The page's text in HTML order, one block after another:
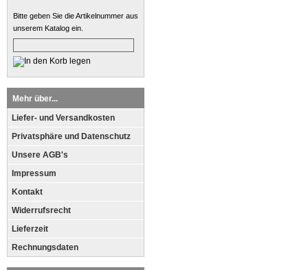
Bitte geben Sie die Artikelnummer aus
unserem Katalog ein.
Mehr über...
Liefer- und Versandkosten
Privatsphäre und Datenschutz
Unsere AGB's
Impressum
Kontakt
Widerrufsrecht
Lieferzeit
Rechnungsdaten